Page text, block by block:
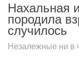
Нахальная
породила
случилось
Незалежные ни в